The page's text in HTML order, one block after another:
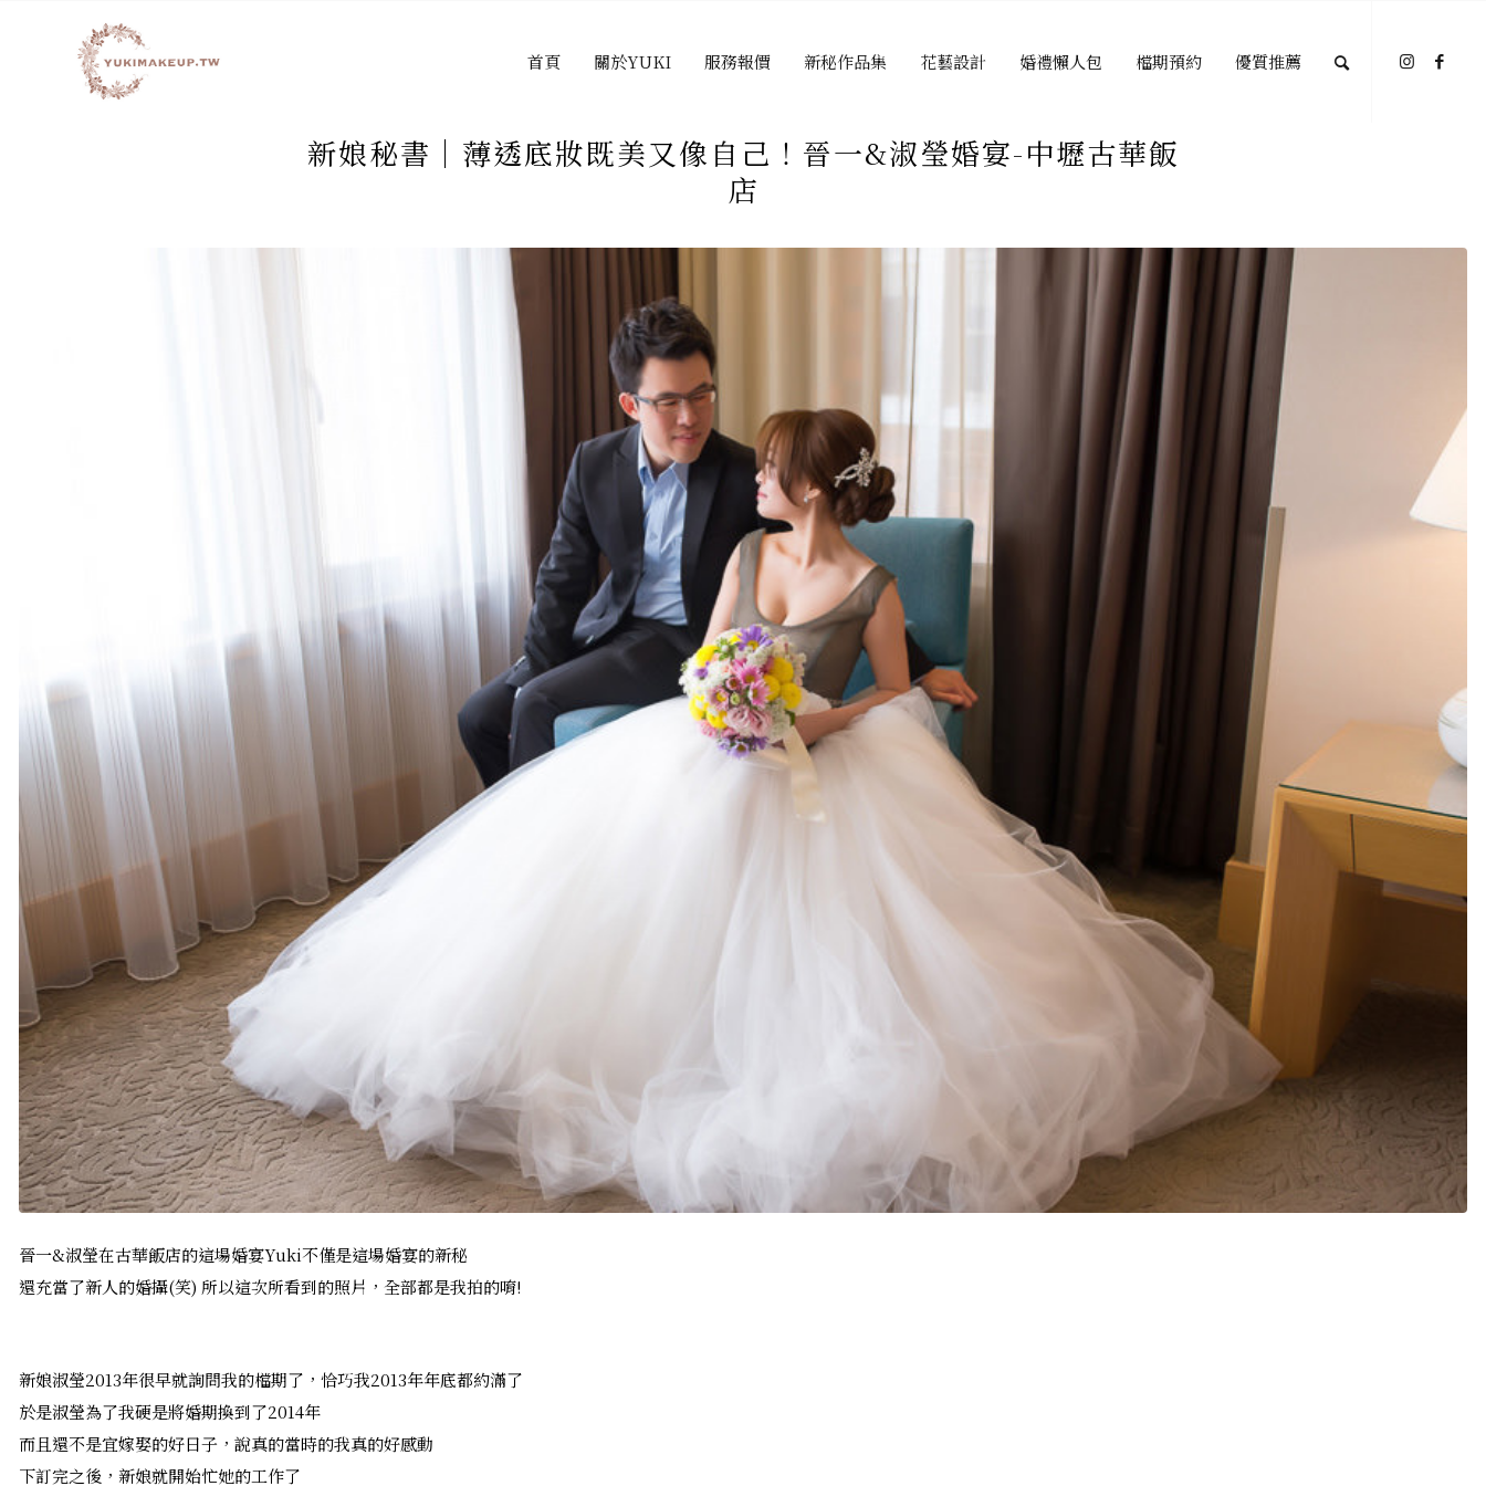
首頁 關於YUKI 服務報價 新秘作品集 花藝設計 婚禮懶人包 檔期預約 優質推薦
新娘秘書│薄透底妝既美又像自己！晉一&淑瑩婚宴-中壢古華飯
店
晉一&淑瑩在古華飯店的這場婚宴Yuki不僅是這場婚宴的新秘
還充當了新人的婚攝(笑) 所以這次所看到的照片，全部都是我拍的唷!
新娘淑瑩2013年很早就詢問我的檔期了，恰巧我2013年年底都約滿了
於是淑瑩為了我硬是將婚期換到了2014年
而且還不是宜嫁娶的好日子，說真的當時的我真的好感動
下訂完之後，新娘就開始忙她的工作了